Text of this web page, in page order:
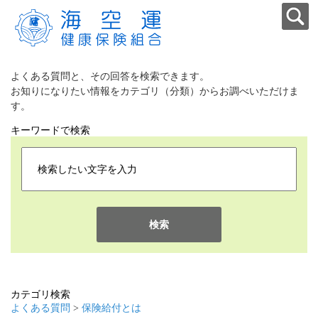
よくある質問と、その回答を検索できます。
お知りになりたい情報をカテゴリ（分類）からお調べいただけま
す。
キーワードで検索
検索
カテゴリ検索
よくある質問 > 保険給付とは